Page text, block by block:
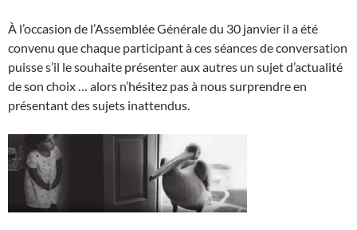
À l’occasion de l’Assemblée Générale du 30 janvier il a été
convenu que chaque participant à ces séances de conversation
puisse s’il le souhaite présenter aux autres un sujet d’actualité
de son choix … alors n’hésitez pas à nous surprendre en
présentant des sujets inattendus.